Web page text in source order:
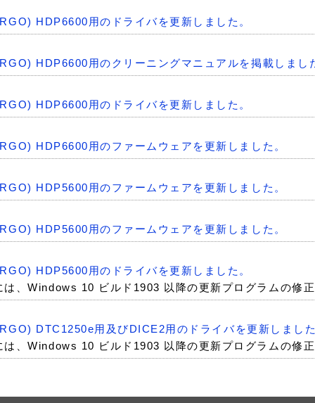
HDP6600用のドライバを更新しました。
HDP6600用のクリーニングマニュアルを掲載しまし
HDP6600用のドライバを更新しました。
HDP6600用のファームウェアを更新しました。
HDP5600用のファームウェアを更新しました。
HDP5600用のファームウェアを更新しました。
HDP5600用のドライバを更新しました。
、Windows 10 ビルド1903 以降の更新プログラムの修
DTC1250e用及びDICE2用のドライバを更新しまし
、Windows 10 ビルド1903 以降の更新プログラムの修